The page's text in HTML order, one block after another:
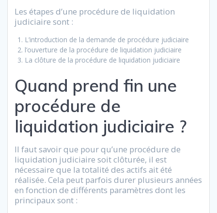
Les étapes d’une procédure de liquidation
judiciaire sont :
L’introduction de la demande de procédure judiciaire
l’ouverture de la procédure de liquidation judiciaire
La clôture de la procédure de liquidation judiciaire
Quand prend fin une
procédure de
liquidation judiciaire ?
Il faut savoir que pour qu’une procédure de
liquidation judiciaire soit clôturée, il est
nécessaire que la totalité des actifs ait été
réalisée. Cela peut parfois durer plusieurs années
en fonction de différents paramètres dont les
principaux sont :